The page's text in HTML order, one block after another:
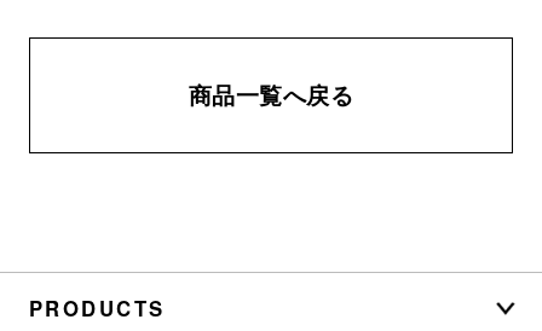
商品一覧へ戻る
PRODUCTS